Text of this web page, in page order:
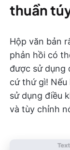
thuần
Hộp văn bản
phản hồi có
được sử dụng
cứ thứ gì!
sử dụng điều
và tùy chỉnh